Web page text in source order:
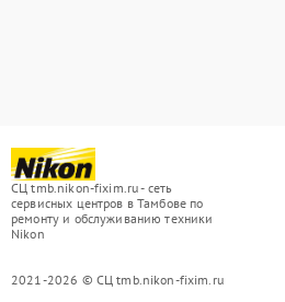
СЦ tmb.nikon-fixim.ru - сеть
сервисных центров в Тамбове по
ремонту и обслуживанию техники
Nikon
2021-2026 © СЦ tmb.nikon-fixim.ru